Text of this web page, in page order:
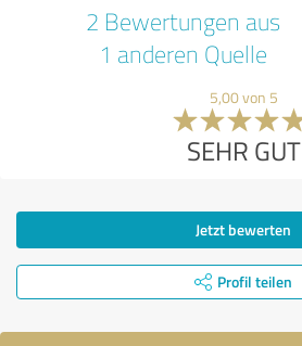
2 Bewertungen aus
1 anderen Quelle
5,00 von 5
SEHR GUT
Jetzt bewerten
Profil teilen